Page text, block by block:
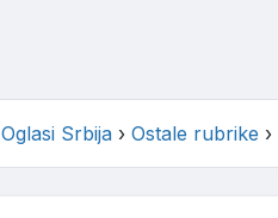
Oglasi Srbija› Ostale rubrike ›